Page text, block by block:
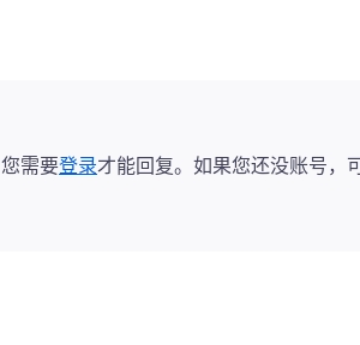
您需要登录才能回复。如果您还没账号，